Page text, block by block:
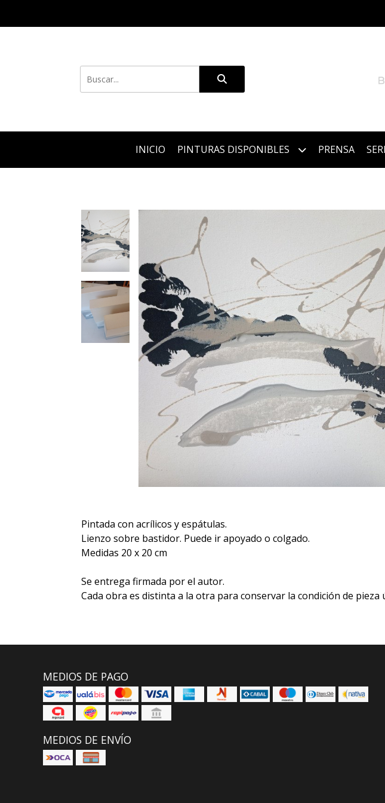
INICIO PINTURAS DISPONIBLES PRENSA
Pintada con acrílicos y espátulas.
Lienzo sobre bastidor. Puede ir apoyado o colgado.
Medidas 20 x 20 cm
Se entrega firmada por el autor.
Cada obra es distinta a la otra para conservar la condición de pieza
MEDIOS DE PAGO
MEDIOS DE ENVÍO